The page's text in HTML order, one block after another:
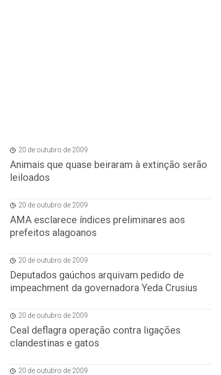
20 de outubro de 2009
Animais que quase beiraram à extinção serão
leiloados
20 de outubro de 2009
AMA esclarece índices preliminares aos
prefeitos alagoanos
20 de outubro de 2009
Deputados gaúchos arquivam pedido de
impeachment da governadora Yeda Crusius
20 de outubro de 2009
Ceal deflagra operação contra ligações
clandestinas e gatos
20 de outubro de 2009